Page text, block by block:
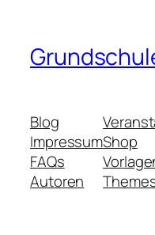
Blog
Impressum
FAQs
Autoren
Shop